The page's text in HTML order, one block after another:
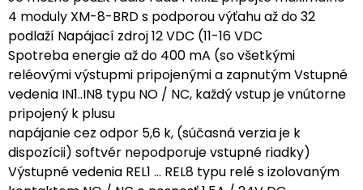
4 moduly XM-8-BRD s podporou výťahu až do 32
podlaží Napájací zdroj 12 VDC (11-16 VDC
Spotreba energie až do 400 mA (so všetkými
reléovými výstupmi pripojenými a zapnutým Vstupné
vedenia IN1..IN8 typu NO / NC, každý vstup je vnútorne
pripojený k plusu
napájanie cez odpor 5,6 k, (súčasná verzia je k
dispozícii) softvér nepodporuje vstupné riadky)
Výstupné vedenia REL1 ... REL8 typu relé s izolovaným